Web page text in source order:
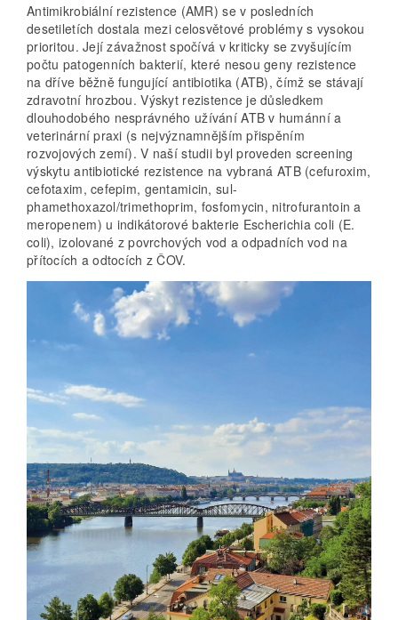
Antimikrobiální rezistence (AMR) se v posledních
desetiletích dostala mezi celosvětové problémy s vysokou
prioritou. Její závažnost spočívá v kriticky se zvyšujícím
počtu patogenních bakterií, které nesou geny rezistence
na dříve běžně fungující antibiotika (ATB), čímž se stávají
zdravotní hrozbou. Výskyt rezistence je důsledkem
dlouhodobého nesprávného užívání ATB v humánní a
veterinární praxi (s nejvýznamnějším přispěním
rozvojových zemí). V naší studii byl proveden screening
výskytu antibiotické rezistence na vybraná ATB (cefuroxim,
cefotaxim, cefepim, gentamicin, sul-
phamethoxazol/trimethoprim, fosfomycin, nitrofurantoin a
meropenem) u indikátorové bakterie Escherichia coli (E.
coli), izolované z povrchových vod a odpadních vod na
přítocích a odtocích z ČOV.